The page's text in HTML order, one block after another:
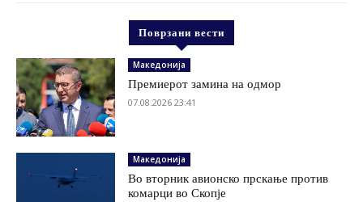
Поврзани вести
Македонија
Премиерот замина на одмор
07.08.2026 23:41
Македонија
Во вторник авионско прскање против
комарци во Скопје